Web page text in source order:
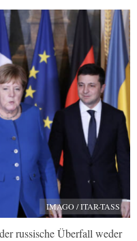
IMAGO / ITAR-TASS
russische Überfall weder